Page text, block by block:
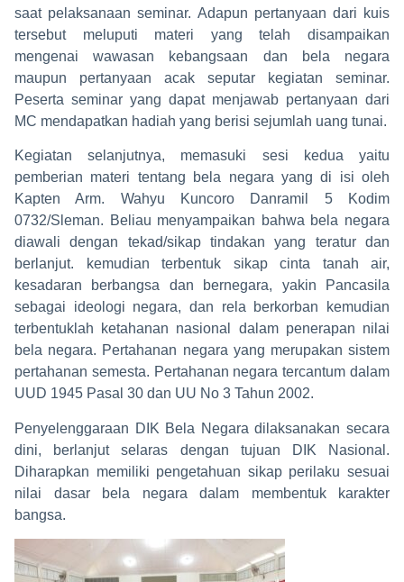
saat pelaksanaan seminar. Adapun pertanyaan dari kuis
tersebut meluputi materi yang telah disampaikan
mengenai wawasan kebangsaan dan bela negara
maupun pertanyaan acak seputar kegiatan seminar.
Peserta seminar yang dapat menjawab pertanyaan dari
MC mendapatkan hadiah yang berisi sejumlah uang tunai.
Kegiatan selanjutnya, memasuki sesi kedua yaitu
pemberian materi tentang bela negara yang di isi oleh
Kapten Arm. Wahyu Kuncoro Danramil 5 Kodim
0732/Sleman. Beliau menyampaikan bahwa bela negara
diawali dengan tekad/sikap tindakan yang teratur dan
berlanjut. kemudian terbentuk sikap cinta tanah air,
kesadaran berbangsa dan bernegara, yakin Pancasila
sebagai ideologi negara, dan rela berkorban kemudian
terbentuklah ketahanan nasional dalam penerapan nilai
bela negara. Pertahanan negara yang merupakan sistem
pertahanan semesta. Pertahanan negara tercantum dalam
UUD 1945 Pasal 30 dan UU No 3 Tahun 2002.
Penyelenggaraan DIK Bela Negara dilaksanakan secara
dini, berlanjut selaras dengan tujuan DIK Nasional.
Diharapkan memiliki pengetahuan sikap perilaku sesuai
nilai dasar bela negara dalam membentuk karakter
bangsa.